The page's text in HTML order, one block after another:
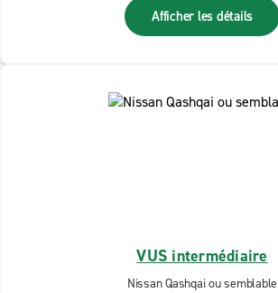
Afficher les détails
VUS intermédiaire
Nissan Qashqai ou semblable